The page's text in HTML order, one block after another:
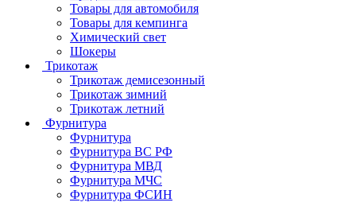
Товары для автомобиля
Товары для кемпинга
Химический свет
Шокеры
Трикотаж
Трикотаж демисезонный
Трикотаж зимний
Трикотаж летний
Фурнитура
Фурнитура
Фурнитура ВС РФ
Фурнитура МВД
Фурнитура МЧС
Фурнитура ФСИН